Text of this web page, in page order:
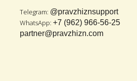
Telegram: @pravzhiznsupport
WhatsApp: +7 (962) 966-56-25
partner@pravzhizn.com